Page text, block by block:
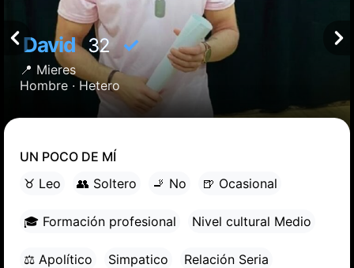
David32✓
📍 Mieres
Hombre · Hetero
UN POCO DE MÍ
♉ Leo
👥 Soltero 🚬 No 🍺 Ocasional
🎓 Formación profesional Nivel cultural Medio
⚖ Apolítico Simpatico Relación Seria